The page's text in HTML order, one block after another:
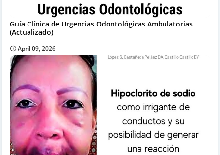
Guía Clínica de Urgencias Odontológicas Ambulatorias
(Actualizado)
April 09, 2026